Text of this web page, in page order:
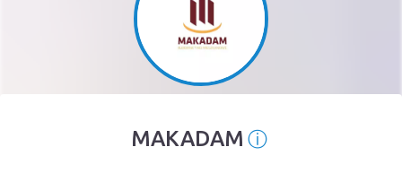
MAKADAM ⓘInformacja o